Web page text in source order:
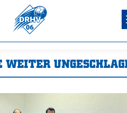
WEITER